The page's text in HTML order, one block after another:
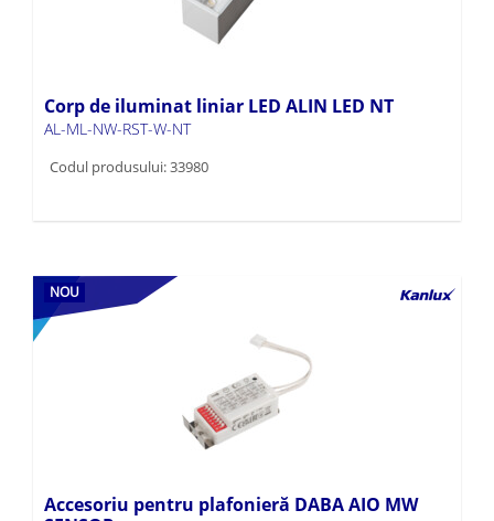
Corp de iluminat liniar LED ALIN LED NT
AL-ML-NW-RST-W-NT
Codul produsului: 33980
NOU
Accesoriu pentru plafonieră DABA AIO MW